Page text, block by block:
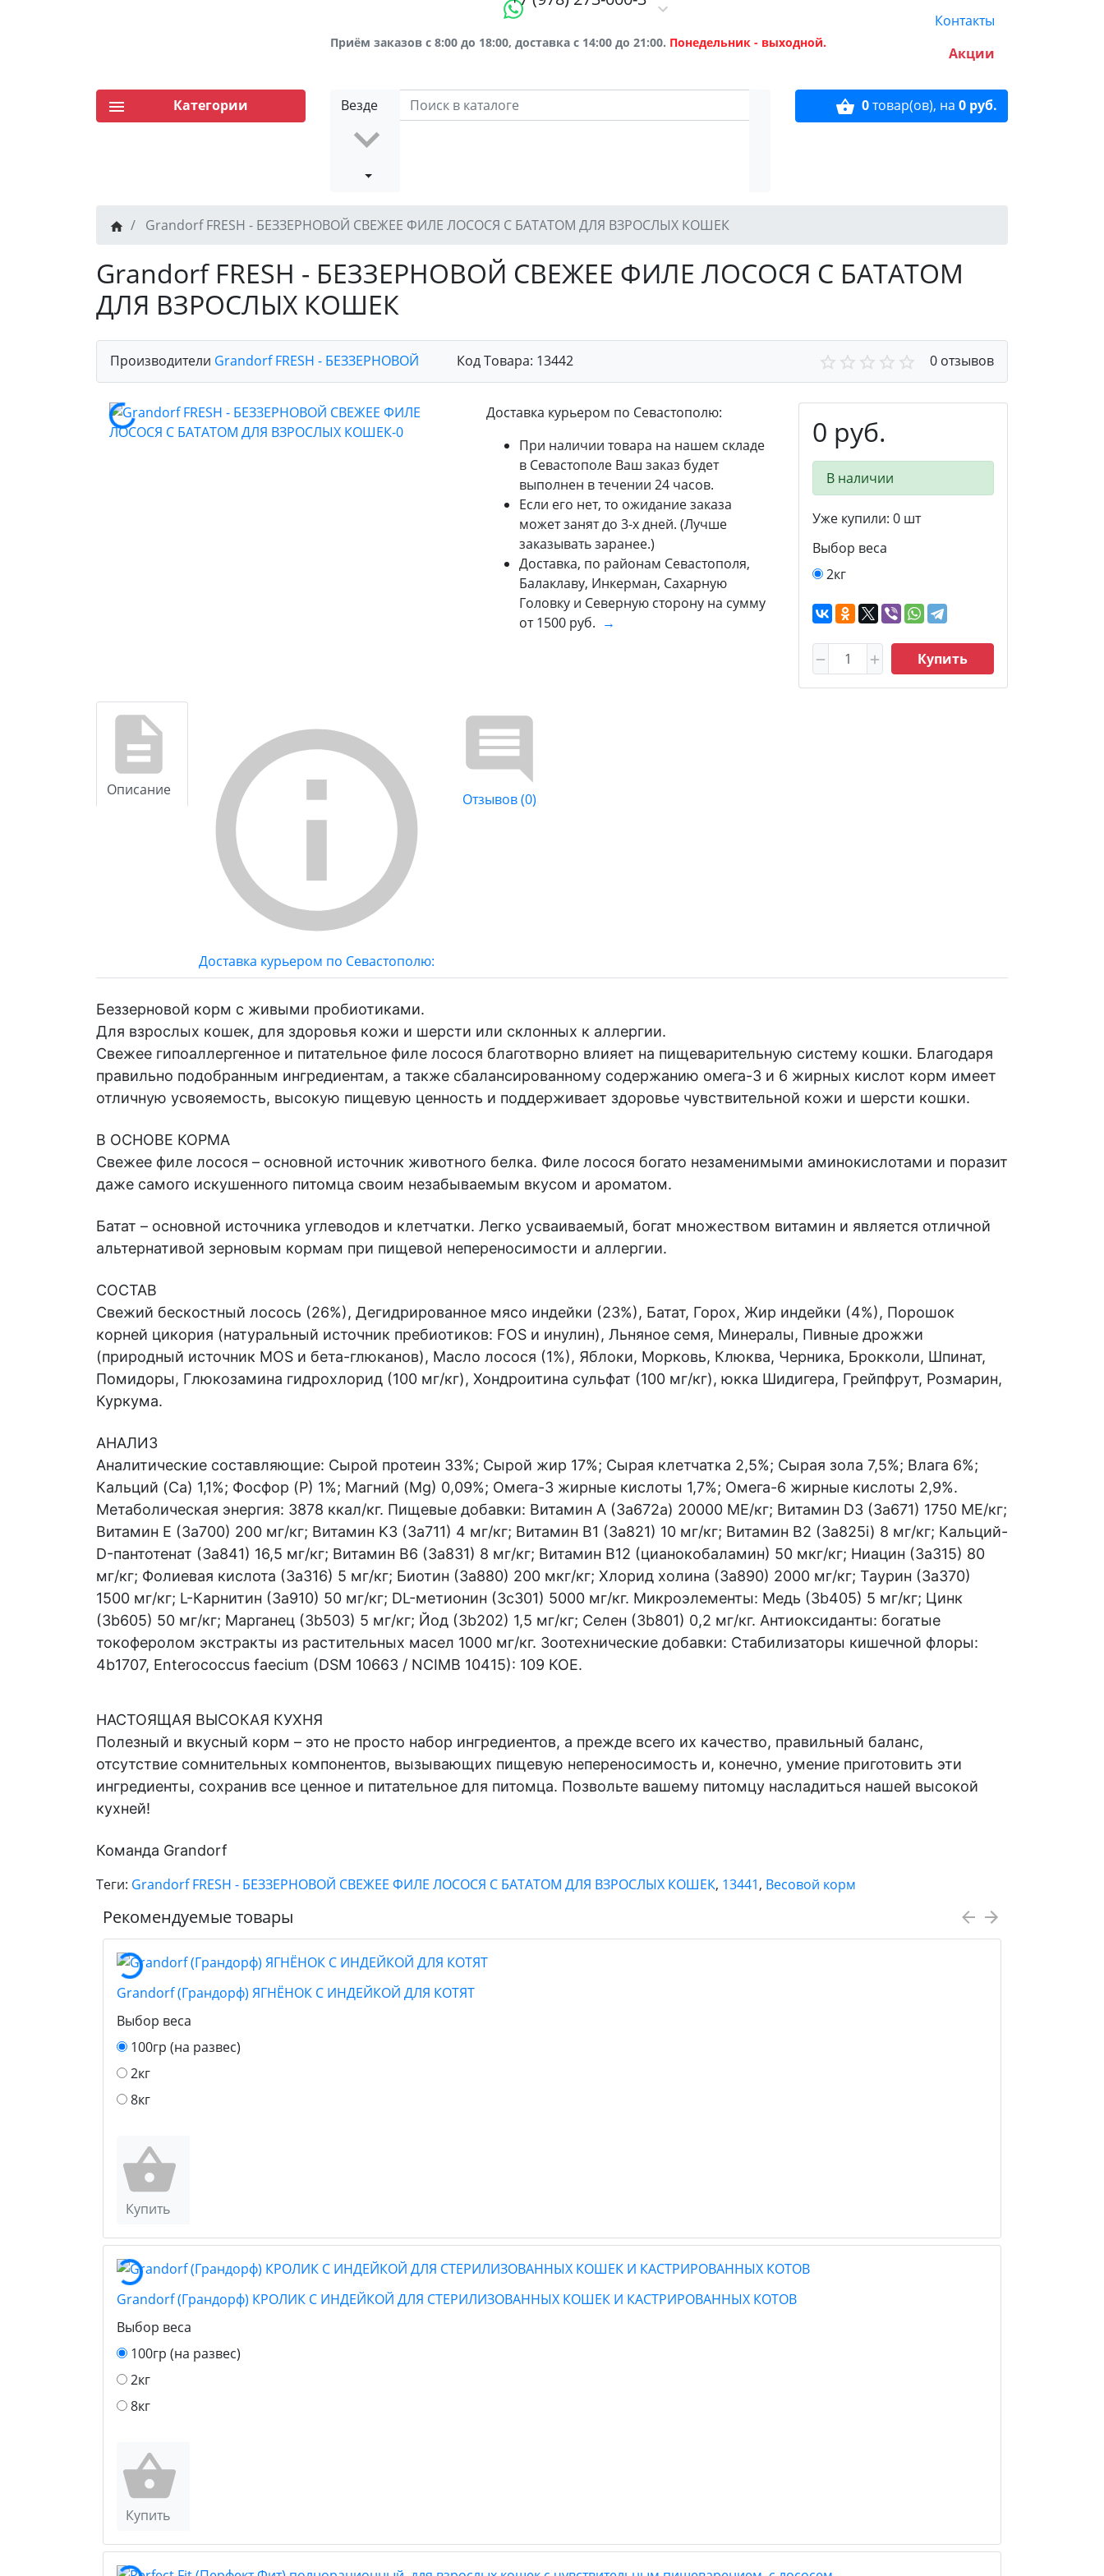
Приём заказов с 8:00 до 18:00, доставка с 14:00 до 21:00. Понедельник - выходной.
Контакты
Акции
Везде 0товар(ов), на 0 руб.
Категории
Grandorf FRESH - БЕЗЗЕРНОВОЙ СВЕЖЕЕ ФИЛЕ ЛОСОСЯ С БАТАТОМ ДЛЯ ВЗРОСЛЫХ КОШЕК
Grandorf FRESH - БЕЗЗЕРНОВОЙ СВЕЖЕЕ ФИЛЕ ЛОСОСЯ С БАТАТОМ
ДЛЯ ВЗРОСЛЫХ КОШЕК
Производители Grandorf FRESH - БЕЗЗЕРНОВОЙ Код Товара: 13442 0 отзывов
0 руб.
В наличии
Уже купили: 0 шт
Выбор веса
2кг
Купить
Доставка курьером по Севастополю:
При наличии товара на нашем складе
в Севастополе Ваш заказ будет
выполнен в течении 24 часов.
Если его нет, то ожидание заказа
может занят до 3-х дней. (Лучше
заказывать заранее.)
Доставка, по районам Севастополя,
Балаклаву, Инкерман, Сахарную
Головку и Северную сторону на сумму
от 1500 руб. →
Описание
Доставка курьером по Севастополю:
Отзывов (0)
Беззерновой корм с живыми пробиотиками.
Для взрослых кошек, для здоровья кожи и шерсти или склонных к аллергии.
Свежее гипоаллергенное и питательное филе лосося благотворно влияет на пищеварительную систему кошки. Благодаря
правильно подобранным ингредиентам, а также сбалансированному содержанию омега-3 и 6 жирных кислот корм имеет
отличную усвояемость, высокую пищевую ценность и поддерживает здоровье чувствительной кожи и шерсти кошки.
В ОСНОВЕ КОРМА
Свежее филе лосося – основной источник животного белка. Филе лосося богато незаменимыми аминокислотами и поразит
даже самого искушенного питомца своим незабываемым вкусом и ароматом.
Батат – основной источника углеводов и клетчатки. Легко усваиваемый, богат множеством витамин и является отличной
альтернативой зерновым кормам при пищевой непереносимости и аллергии.
СОСТАВ
Свежий бескостный лосось (26%), Дегидрированное мясо индейки (23%), Батат, Горох, Жир индейки (4%), Порошок
корней цикория (натуральный источник пребиотиков: FOS и инулин), Льняное семя, Минералы, Пивные дрожжи
(природный источник MOS и бета-глюканов), Масло лосося (1%), Яблоки, Морковь, Клюква, Черника, Брокколи, Шпинат,
Помидоры, Глюкозамина гидрохлорид (100 мг/кг), Хондроитина сульфат (100 мг/кг), юкка Шидигера, Грейпфрут, Розмарин,
Куркума.
АНАЛИЗ
Аналитические составляющие: Сырой протеин 33%; Сырой жир 17%; Сырая клетчатка 2,5%; Сырая зола 7,5%; Влага 6%;
Кальций (Са) 1,1%; Фосфор (P) 1%; Магний (Mg) 0,09%; Омега-3 жирные кислоты 1,7%; Омега-6 жирные кислоты 2,9%.
Метаболическая энергия: 3878 ккал/кг. Пищевые добавки: Витамин A (3a672a) 20000 МЕ/кг; Витамин D3 (3а671) 1750 МЕ/кг;
Витамин Е (3а700) 200 мг/кг; Витамин K3 (3a711) 4 мг/кг; Витамин B1 (3a821) 10 мг/кг; Витамин B2 (3a825i) 8 мг/кг; Кальций-
D-пантотенат (3a841) 16,5 мг/кг; Витамин B6 (3a831) 8 мг/кг; Витамин B12 (цианокобаламин) 50 мкг/кг; Ниацин (3a315) 80
мг/кг; Фолиевая кислота (3a316) 5 мг/кг; Биотин (3a880) 200 мкг/кг; Хлорид холина (3a890) 2000 мг/кг; Таурин (3a370)
1500 мг/кг; L-Карнитин (3a910) 50 мг/кг; DL-метионин (3c301) 5000 мг/кг. Микроэлементы: Медь (3b405) 5 мг/кг; Цинк
(3b605) 50 мг/кг; Марганец (3b503) 5 мг/кг; Йод (3b202) 1,5 мг/кг; Селен (3b801) 0,2 мг/кг. Антиоксиданты: богатые
токоферолом экстракты из растительных масел 1000 мг/кг. Зоотехнические добавки: Стабилизаторы кишечной флоры:
4b1707, Enterococcus faecium (DSM 10663 / NCIMB 10415): 109 КОЕ.
НАСТОЯЩАЯ ВЫСОКАЯ КУХНЯ
Полезный и вкусный корм – это не просто набор ингредиентов, а прежде всего их качество, правильный баланс,
отсутствие сомнительных компонентов, вызывающих пищевую непереносимость и, конечно, умение приготовить эти
ингредиенты, сохранив все ценное и питательное для питомца. Позвольте вашему питомцу насладиться нашей высокой
кухней!
Команда Grandorf
Теги: Grandorf FRESH - БЕЗЗЕРНОВОЙ СВЕЖЕЕ ФИЛЕ ЛОСОСЯ С БАТАТОМ ДЛЯ ВЗРОСЛЫХ КОШЕК, 13441, Весовой корм
Рекомендуемые товары
Grandorf (Грандорф) ЯГНЁНОК С ИНДЕЙКОЙ ДЛЯ КОТЯТ
Выбор веса
100гр (на развес)
2кг
8кг
Купить
Grandorf (Грандорф) КРОЛИК С ИНДЕЙКОЙ ДЛЯ СТЕРИЛИЗОВАННЫХ КОШЕК И КАСТРИРОВАННЫХ КОТОВ
Выбор веса
100гр (на развес)
2кг
8кг
Купить